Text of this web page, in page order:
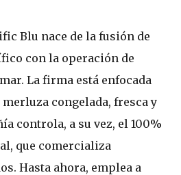
Blu nace de la fusión de
con la operación de
La firma está enfocada
congelada, fresca y
controla, a su vez, el 100%
que comercializa
Hasta ahora, emplea a